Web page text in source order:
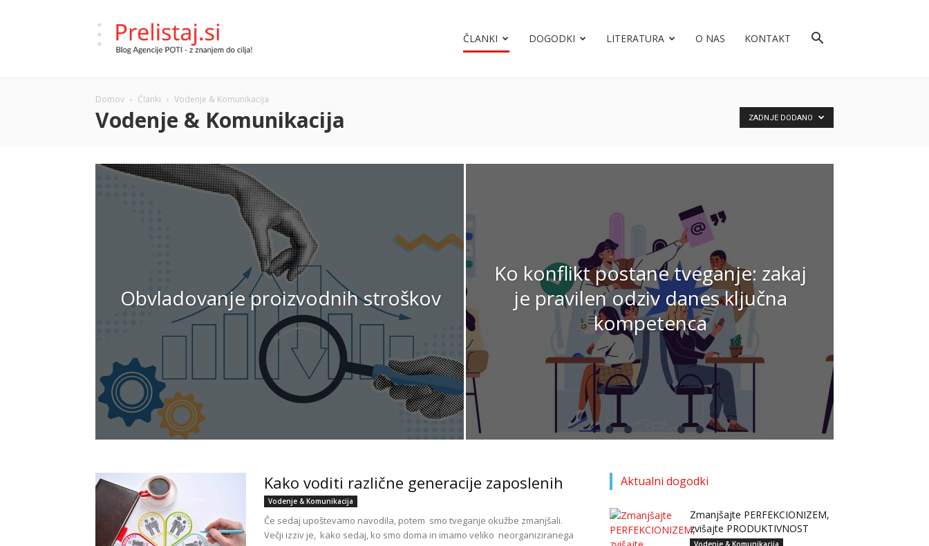
Blog
Agencije
POTI
ČLANKI DOGODKI LITERATURA O NAS KONTAKT
Domov Članki Vodenje & Komunikacija
Vodenje & Komunikacija ZADNJE DODANO
Obvladovanje proizvodnih stroškov
Ko konflikt postane tveganje: zakaj
je pravilen odziv danes ključna
kompetenca
Kako voditi različne generacije zaposlenih
Vodenje & Komunikacija
Če sedaj upoštevamo navodila, potem smo tveganje okužbe zmanjšali.
Večji izziv je, kako sedaj, ko smo doma in imamo veliko neorganiziranega
Aktualni dogodki
Zmanjšajte PERFEKCIONIZEM,
zvišajte PRODUKTIVNOST
Vodenje & Komunikacija